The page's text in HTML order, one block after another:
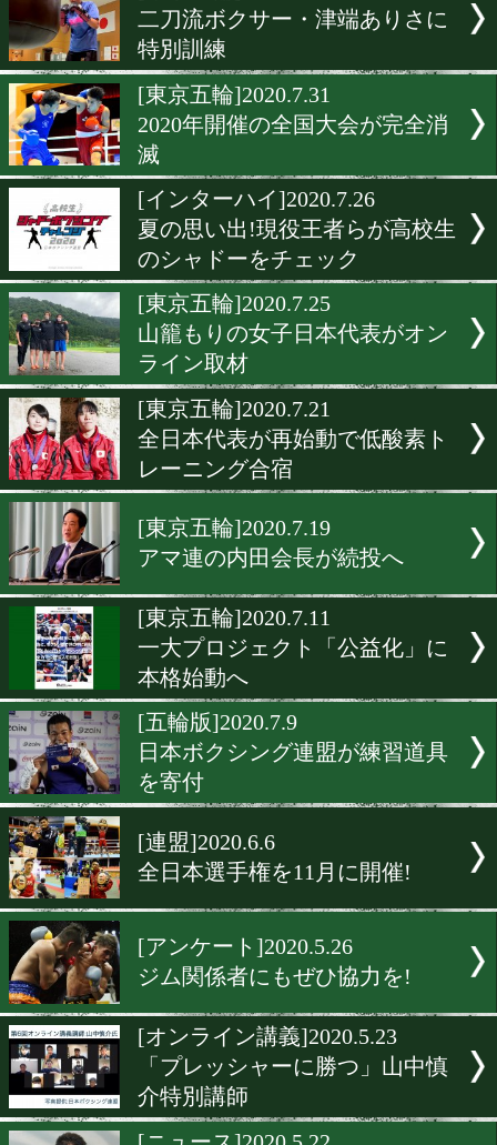
[独占インタビュー
2019年アマチュア最優秀コ
を直撃
[五輪関連]2020.9.25
ボクシングに1000倍恩返し
言!赤井英和氏
[東京五輪]2020.8.8
二刀流ボクサー・津端あり
特別訓練
[東京五輪]2020.7.31
2020年開催の全国大会が完
滅
[インターハイ]2020.7.26
夏の思い出!現役王者らが
のシャドーをチェック
[東京五輪]2020.7.25
山籠もりの女子日本代表が
ライン取材
[東京五輪]2020.7.21
全日本代表が再始動で低酸
レーニング合宿
[東京五輪]2020.7.19
アマ連の内田会長が続投へ
[東京五輪]2020.7.11
一大プロジェクト「公益化
本格始動へ